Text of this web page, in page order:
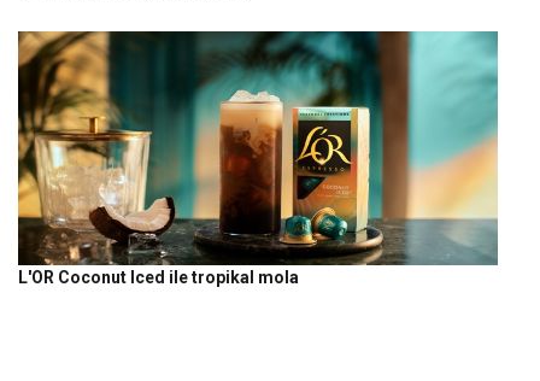
L'OR Coconut Iced ile tropikal mola